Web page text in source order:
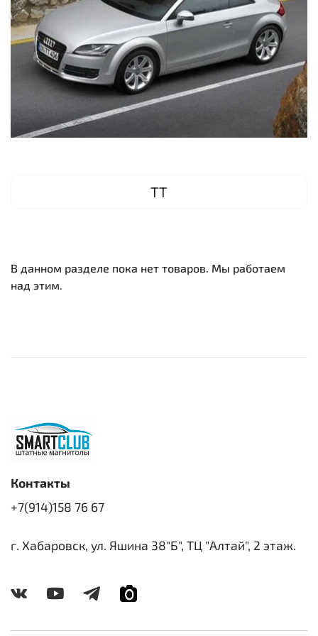
TT
В данном разделе пока нет товаров. Мы работаем
над этим.
Контакты
+7(914)158 76 67
г. Хабаровск, ул. Яшина 38"Б", ТЦ "Алтай", 2 этаж.